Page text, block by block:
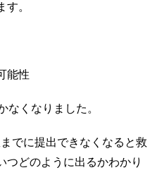
。
能性
なくなりました。
でに提出できなくなると救
つどのように出るかわかり